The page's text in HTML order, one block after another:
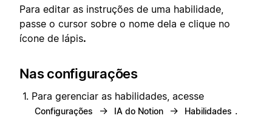
Para editar as instruções de uma habilidade,
passe o cursor sobre o nome dela e clique no
ícone de lápis.
Nas configurações
Para gerenciar as habilidades, acesse
Configurações → IA do Notion → Habilidades .